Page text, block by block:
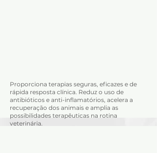
Proporciona terapias seguras, eficazes e de
rápida resposta clínica. Reduz o uso de
antibióticos e anti-inflamatórios, acelera a
recuperação dos animais e amplia as
possibilidades terapêuticas na rotina
veterinária.